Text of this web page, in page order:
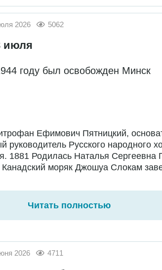
2026 5062
июля
году был освобожден Минск
Ефимович Пятницкий,
руководитель Русского народного
1881 Родилась Наталья Сергеевна
Канадский моряк Джошуа Слокам
Читать полностью
2026 4711